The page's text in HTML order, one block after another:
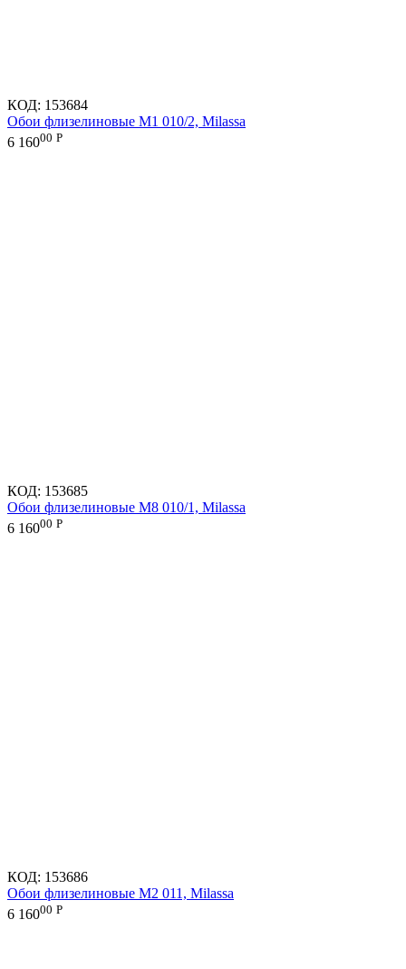
КОД: 153684
Обои флизелиновые M1 010/2, Milassa
6 16000 Р
КОД: 153685
Обои флизелиновые M8 010/1, Milassa
6 16000 Р
КОД: 153686
Обои флизелиновые M2 011, Milassa
6 16000 Р